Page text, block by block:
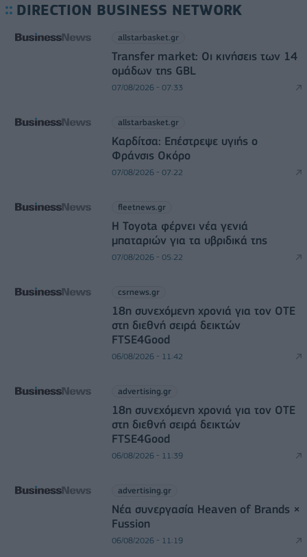
DIRECTION BUSINESS NETWORK
allstarbasket.gr
Transfer market: Οι κινήσεις των 14
ομάδων της GBL
07/08/2026 - 07:33
allstarbasket.gr
Καρδίτσα: Επέστρεψε υγιής ο
Φράνσις Οκόρο
07/08/2026 - 07:22
fleetnews.gr
Η Toyota φέρνει νέα γενιά
μπαταριών για τα υβριδικά της
07/08/2026 - 05:22
csrnews.gr
18η συνεχόμενη χρονιά για τον ΟΤΕ
στη διεθνή σειρά δεικτών
FTSE4Good
06/08/2026 - 11:42
advertising.gr
18η συνεχόμενη χρονιά για τον ΟΤΕ
στη διεθνή σειρά δεικτών
FTSE4Good
06/08/2026 - 11:39
advertising.gr
Νέα συνεργασία Heaven of Brands ×
Fussion
06/08/2026 - 11:19